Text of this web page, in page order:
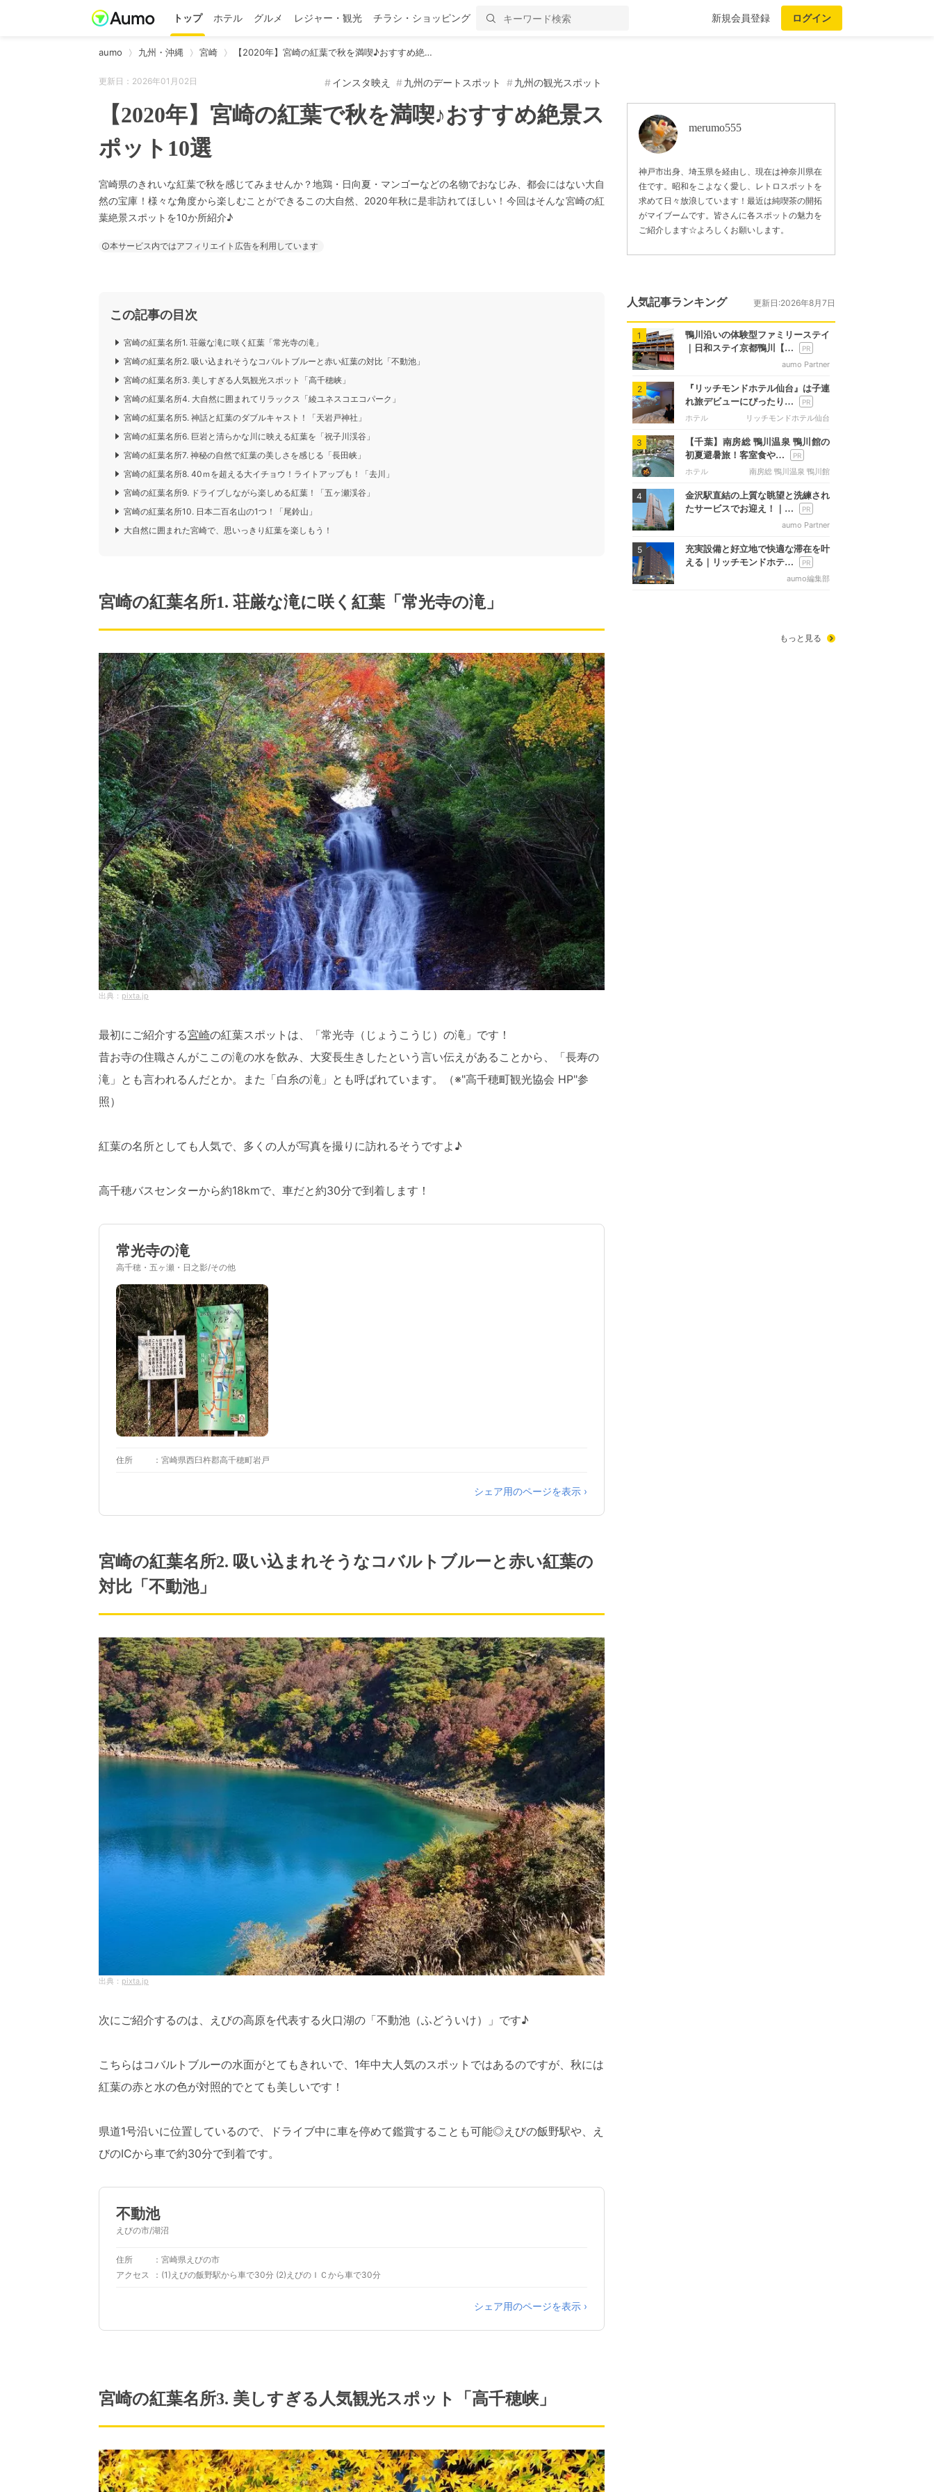
トップ ホテル グルメ レジャー・観光 チラシ・ショッピング 新規会員登録 ログイン
aumo 九州・沖縄 宮崎 【2020年】宮崎の紅葉で秋を満喫♪おすすめ絶…
更新日：2026年01月02日 インスタ映え 九州のデートスポット 九州の観光スポット
【2020年】宮崎の紅葉で秋を満喫♪おすすめ絶景ス
ポット10選
宮崎県のきれいな紅葉で秋を感じてみませんか？地鶏・日向夏・マンゴーなどの名物でおなじみ、都会にはない大自
然の宝庫！様々な角度から楽しむことができるこの大自然、2020年秋に是非訪れてほしい！今回はそんな宮崎の紅
葉絶景スポットを10か所紹介♪
本サービス内ではアフィリエイト広告を利用しています
この記事の目次
宮崎の紅葉名所1. 荘厳な滝に咲く紅葉「常光寺の滝」
宮崎の紅葉名所2. 吸い込まれそうなコバルトブルーと赤い紅葉の対比「不動池」
宮崎の紅葉名所3. 美しすぎる人気観光スポット「高千穂峡」
宮崎の紅葉名所4. 大自然に囲まれてリラックス「綾ユネスコエコパーク」
宮崎の紅葉名所5. 神話と紅葉のダブルキャスト！「天岩戸神社」
宮崎の紅葉名所6. 巨岩と清らかな川に映える紅葉を「祝子川渓谷」
宮崎の紅葉名所7. 神秘の自然で紅葉の美しさを感じる「長田峡」
宮崎の紅葉名所8. 40ｍを超える大イチョウ！ライトアップも！「去川」
宮崎の紅葉名所9. ドライブしながら楽しめる紅葉！「五ヶ瀬渓谷」
宮崎の紅葉名所10. 日本二百名山の1つ！「尾鈴山」
大自然に囲まれた宮崎で、思いっきり紅葉を楽しもう！
宮崎の紅葉名所1. 荘厳な滝に咲く紅葉「常光寺の滝」
pixta.jp
最初にご紹介する宮崎の紅葉スポットは、「常光寺（じょうこうじ）の滝」です！
昔お寺の住職さんがここの滝の水を飲み、大変長生きしたという言い伝えがあることから、「長寿の
滝」とも言われるんだとか。また「白糸の滝」とも呼ばれています。（※"高千穂町観光協会 HP"参
照）
紅葉の名所としても人気で、多くの人が写真を撮りに訪れるそうですよ♪
高千穂バスセンターから約18kmで、車だと約30分で到着します！
常光寺の滝
高千穂・五ヶ瀬・日之影/その他
住所 宮崎県西臼杵郡高千穂町岩戸
シェア用のページを表示 ›
宮崎の紅葉名所2. 吸い込まれそうなコバルトブルーと赤い紅葉の
対比「不動池」
pixta.jp
次にご紹介するのは、えびの高原を代表する火口湖の「不動池（ふどういけ）」です♪
こちらはコバルトブルーの水面がとてもきれいで、1年中大人気のスポットではあるのですが、秋には
紅葉の赤と水の色が対照的でとても美しいです！
県道1号沿いに位置しているので、ドライブ中に車を停めて鑑賞することも可能◎えびの飯野駅や、え
びのICから車で約30分で到着です。
不動池
えびの市/湖沼
住所
宮崎県えびの市
アクセス
(1)えびの飯野駅から車で30分 (2)えびのＩＣから車で30分
シェア用のページを表示 ›
宮崎の紅葉名所3. 美しすぎる人気観光スポット「高千穂峡」
merumo555
神戸市出身、埼玉県を経由し、現在は神奈川県在
住です。昭和をこよなく愛し、レトロスポットを
求めて日々放浪しています！最近は純喫茶の開拓
がマイブームです。皆さんに各スポットの魅力を
ご紹介します☆よろしくお願いします。
人気記事ランキング 更新日:2026年8月7日
1
鴨川沿いの体験型ファミリーステイ
｜日和ステイ京都鴨川【…
aumo Partner
2
『リッチモンドホテル仙台』は子連
れ旅デビューにぴったり…
ホテル リッチモンドホテル仙台
3
【千葉】南房総 鴨川温泉 鴨川館の
初夏避暑旅！客室食や…
ホテル 南房総 鴨川温泉 鴨川館
4
金沢駅直結の上質な眺望と洗練され
たサービスでお迎え！｜…
aumo Partner
5
充実設備と好立地で快適な滞在を叶
える｜リッチモンドホテ…
aumo編集部
もっと見る